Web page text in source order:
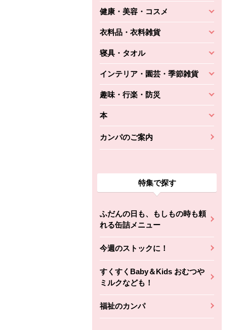
健康・美容・コスメ
衣料品・衣料雑貨
寝具・タオル
インテリア・園芸・季節雑貨
趣味・行楽・防災
本
カンパのご案内
特集で探す
ふだんの日も、もしもの時も頼
れる缶詰メニュー
今週のストックに！
すくすくBaby＆Kids おむつや
ミルクなども！
福祉のカンパ